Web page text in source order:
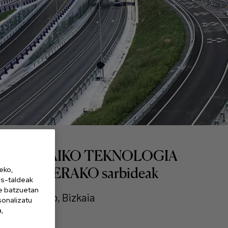
BIZKAIKO TEKNOLOGIA
PARKERAKO sarbideak
Zamudio, Bizkaia
taldeak
batzuetan